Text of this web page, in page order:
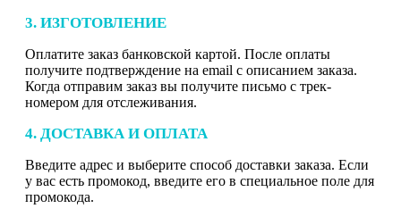
3. ИЗГОТОВЛЕНИЕ
Оплатите заказ банковской картой. После оплаты
получите подтверждение на email с описанием заказа.
Когда отправим заказ вы получите письмо с трек-
номером для отслеживания.
4. ДОСТАВКА И ОПЛАТА
Введите адрес и выберите способ доставки заказа. Если
у вас есть промокод, введите его в специальное поле для
промокода.